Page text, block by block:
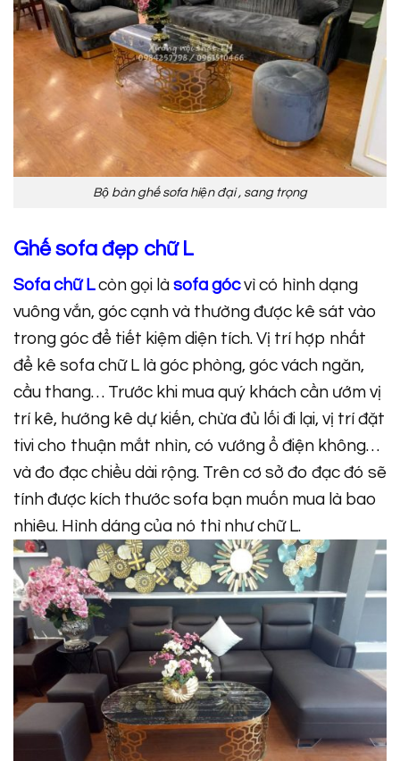
Bộ bàn ghế sofa hiện đại , sang trọng
Ghế sofa đẹp chữ L
Sofa chữ Lcòn gọi là sofa gócvì có hình dạng
vuông vắn, góc cạnh và thường được kê sát vào
trong góc để tiết kiệm diện tích. Vị trí hợp nhất
để kê sofa chữ L là góc phòng, góc vách ngăn,
cầu thang… Trước khi mua quý khách cần ướm vị
trí kê, hướng kê dự kiến, chừa đủ lối đi lại, vị trí đặt
tivi cho thuận mắt nhìn, có vướng ổ điện không…
và đo đạc chiều dài rộng. Trên cơ sở đo đạc đó sẽ
tính được kích thước sofa bạn muốn mua là bao
nhiêu. Hình dáng của nó thì như chữ L.